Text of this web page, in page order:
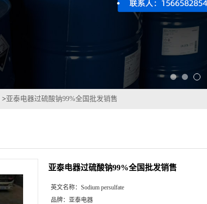
>亚泰电器过硫酸钠99%全国批发销售
亚泰电器过硫酸钠99%全国批发销售
英文名称： Sodium persulfate
品牌： 亚泰电器